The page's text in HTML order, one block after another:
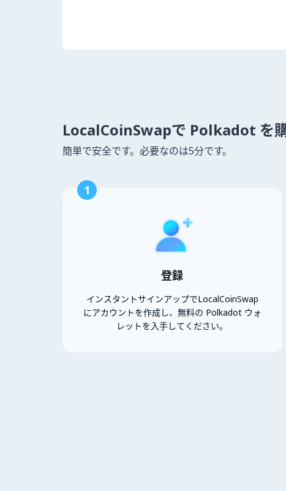
LocalCoinSwapで Polkadot を
簡単で安全です。必要なのは5分です。
1
登録
インスタントサインアップでLocalCoinSwap
にアカウントを作成し、無料の Polkadot ウォ
レットを入手してください。